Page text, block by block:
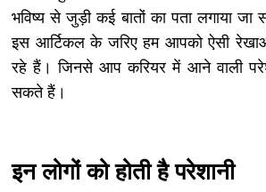
भविष्य से जुड़ी कई बातों का पता लगाया
इस आर्टिकल के जरिए हम आपको ऐसी
रहे हैं। जिनसे आप करियर में आने वाली
सकते हैं।
इन लोगों को होती है परेशानी